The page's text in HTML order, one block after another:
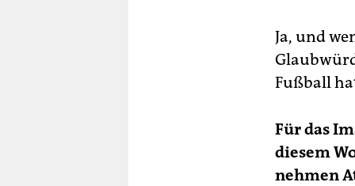
Ja, und
Fußball
Für das
diesem
nehmen